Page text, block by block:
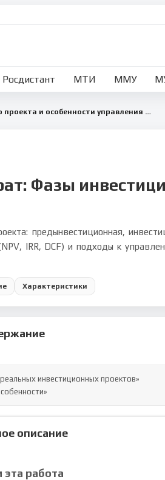
Росдистант МТИ ММУ
Фазы инвестиционного проекта и особенности управления портфелем реальных инвестиций
Фазы
предынвестиционная,
IRR, DCF) и подходы к
Характеристики
инвестиционных проектов»
описание
эта работа